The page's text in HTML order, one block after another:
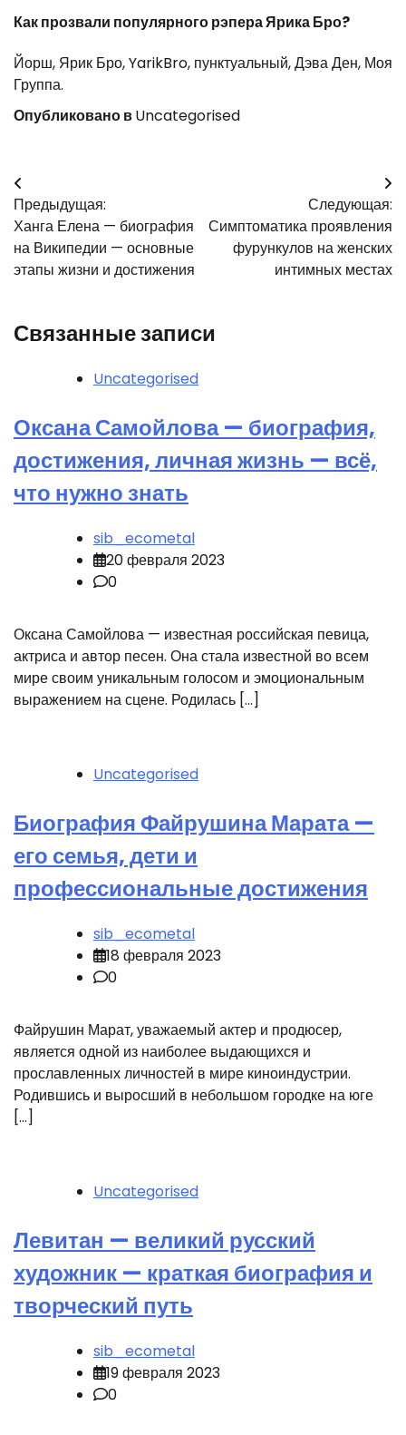
Как прозвали популярного рэпера Ярика Бро?
Йорш, Ярик Бро, YarikBro, пунктуальный, Дэва Ден, Моя
Группа.
Опубликовано вUncategorised
Навигация
по
записям
Предыдущая:
Ханга Елена — биография
на Википедии — основные
этапы жизни и достижения
Следующая:
Симптоматика проявления
фурункулов на женских
интимных местах
Связанные записи
Uncategorised
Оксана Самойлова — биография,
достижения, личная жизнь — всё,
что нужно знать
sib_ecometal
20 февраля 2023
0
Оксана Самойлова — известная российская певица,
актриса и автор песен. Она стала известной во всем
мире своим уникальным голосом и эмоциональным
выражением на сцене. Родилась […]
Uncategorised
Биография Файрушина Марата —
его семья, дети и
профессиональные достижения
sib_ecometal
18 февраля 2023
0
Файрушин Марат, уважаемый актер и продюсер,
является одной из наиболее выдающихся и
прославленных личностей в мире киноиндустрии.
Родившись и выросший в небольшом городке на юге
[…]
Uncategorised
Левитан — великий русский
художник — краткая биография и
творческий путь
sib_ecometal
19 февраля 2023
0